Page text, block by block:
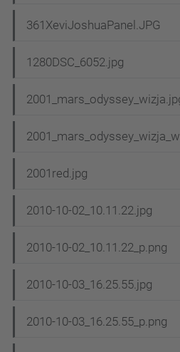
361XeviJoshuaPanel.JPG
1280DSC_6052.jpg
2001red.jpg
2010-10-02_10.11.22.jpg
2010-10-02_10.11.22_p.png
2010-10-03_16.25.55.jpg
2010-10-03_16.25.55_p.png